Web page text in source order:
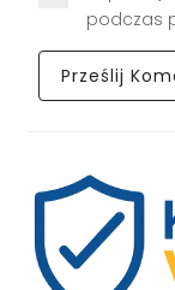
podczas